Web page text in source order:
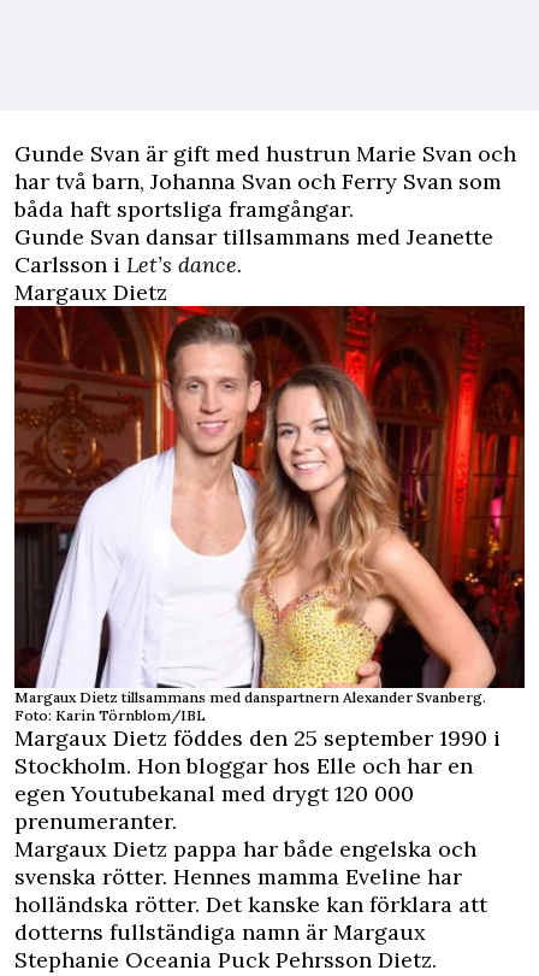
Gunde Svan är gift med hustrun Marie Svan och
har två barn, Johanna Svan och Ferry Svan som
båda haft sportsliga framgångar.
Gunde Svan dansar tillsammans med Jeanette
Carlsson i Let’s dance.
Margaux Dietz
Margaux Dietz tillsammans med danspartnern Alexander Svanberg.
Foto: Karin Törnblom/IBL
Margaux Dietz föddes den 25 september 1990 i
Stockholm. Honbloggar hos Elle och har en
egenYoutubekanal med drygt 120 000
prenumeranter.
Margaux Dietz pappa har både engelska och
svenska rötter. Hennes mamma Eveline har
holländska rötter. Det kanske kan förklara att
dotterns fullständiga namn är Margaux
Stephanie Oceania Puck Pehrsson Dietz.